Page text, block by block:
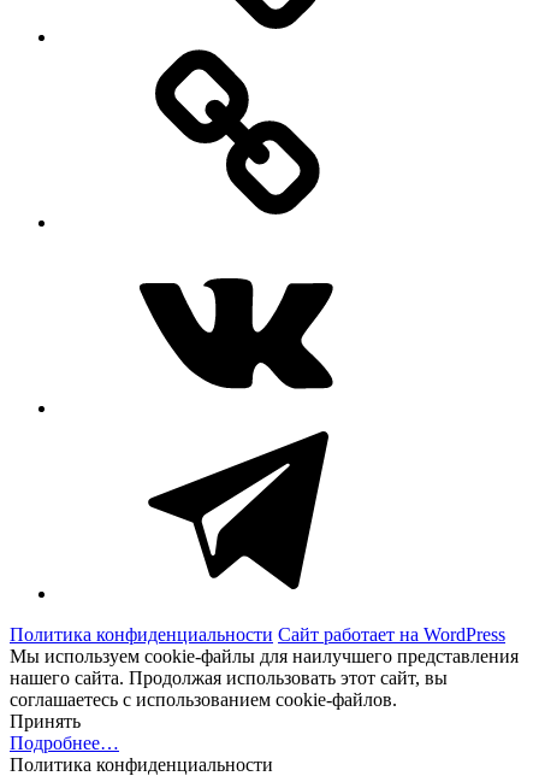
Политика конфиденциальности Сайт работает на WordPress
Мы используем cookie-файлы для наилучшего представления
нашего сайта. Продолжая использовать этот сайт, вы
соглашаетесь с использованием cookie-файлов.
Принять
Подробнее…
Политика конфиденциальности